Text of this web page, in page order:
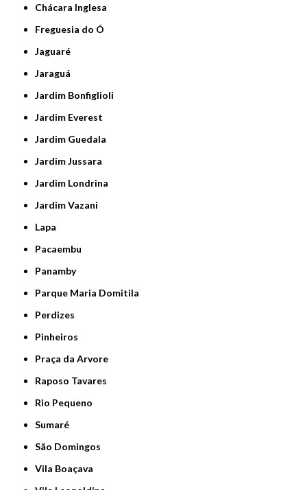
Chácara Inglesa
Freguesia do Ó
Jaguaré
Jaraguá
Jardim Bonfiglioli
Jardim Everest
Jardim Guedala
Jardim Jussara
Jardim Londrina
Jardim Vazani
Lapa
Pacaembu
Panamby
Parque Maria Domitila
Perdizes
Pinheiros
Praça da Arvore
Raposo Tavares
Rio Pequeno
Sumaré
São Domingos
Vila Boaçava